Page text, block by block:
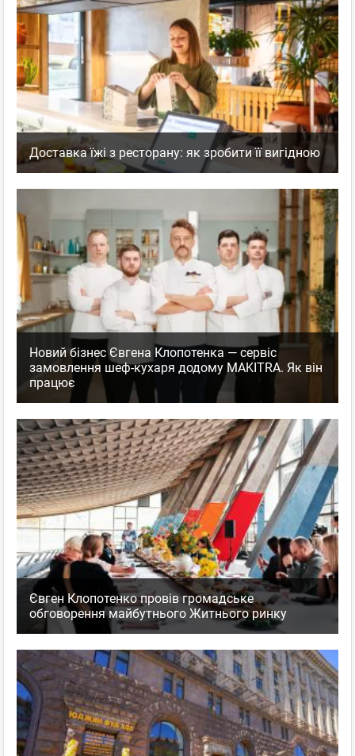
Доставка їжі з ресторану: як зробити її вигідною
Новий бізнес Євгена Клопотенка — сервіс
замовлення шеф-кухаря додому MAKITRA. Як він
працює
Євген Клопотенко провів громадське
обговорення майбутнього Житнього ринку